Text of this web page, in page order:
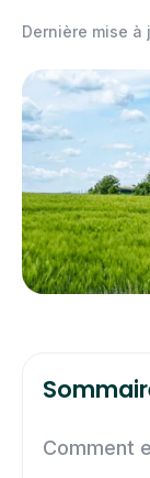
Dernière mise à
Comment